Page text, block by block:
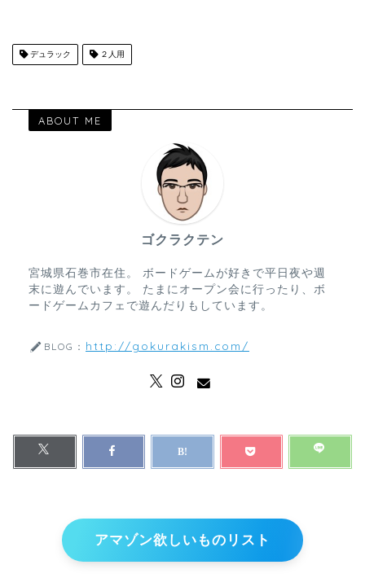
デュラック ２人用
ABOUT ME
ゴクラクテン
宮城県石巻市在住。 ボードゲームが好きで平日夜や週
末に遊んでいます。 たまにオープン会に行ったり、ボ
ードゲームカフェで遊んだりもしています。
BLOG： http://gokurakism.com/
アマゾン欲しいものリスト